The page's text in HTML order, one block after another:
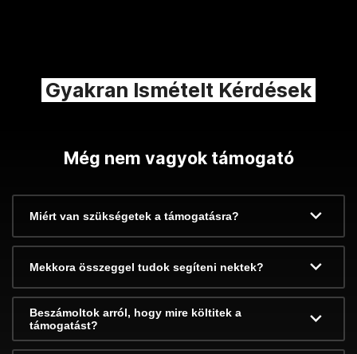
Gyakran Ismételt Kérdések
Még nem vagyok támogató
Miért van szükségetek a támogatásra?
Mekkora összeggel tudok segíteni nektek?
Beszámoltok arról, hogy mire költitek a
támogatást?